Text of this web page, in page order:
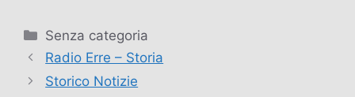
Categorie
Senza categoria
Radio Erre – Storia
Storico Notizie